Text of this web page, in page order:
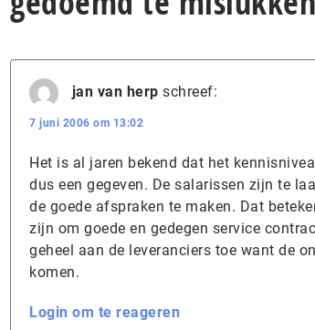
jan van herp schreef:
7 juni 2006 om 13:02
Het is al jaren bekend dat het
dus een gegeven. De salarissen zijn te
de goede afspraken te maken. Dat
zijn om goede en gedegen service
geheel aan de leveranciers toe want de
komen.
Login om te reageren